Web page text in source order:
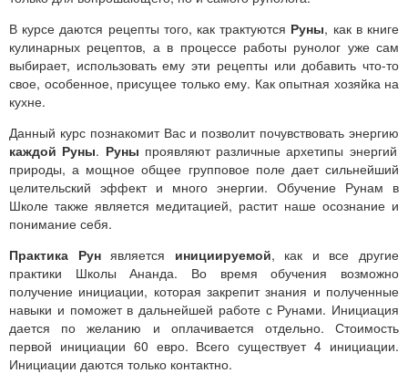
В курсе даются рецепты того, как трактуются Руны, как в книге
кулинарных рецептов, а в процессе работы рунолог уже сам
выбирает, использовать ему эти рецепты или добавить что-то
свое, особенное, присущее только ему. Как опытная хозяйка на
кухне.
Данный курс познакомит Вас и позволит почувствовать энергию
каждой Руны. Руны проявляют различные архетипы энергий
природы, а мощное общее групповое поле дает сильнейший
целительский эффект и много энергии. Обучение Рунам в
Школе также является медитацией, растит наше осознание и
понимание себя.
Практика Рунявляется инициируемой, как и все другие
практики Школы Ананда. Во время обучения возможно
получение инициации, которая закрепит знания и полученные
навыки и поможет в дальнейшей работе с Рунами. Инициация
дается по желанию и оплачивается отдельно. Стоимость
первой инициации 60 евро. Всего существует 4 инициации.
Инициации даются только контактно.